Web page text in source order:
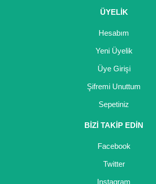
ÜYELİK
Hesabım
Yeni Üyelik
Üye Girişi
Şifremi Unuttum
Sepetiniz
BİZİ TAKİP EDİN
Facebook
Twitter
Instagram